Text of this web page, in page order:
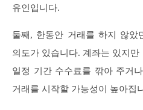
유인입니다.
둘째, 한동안 거래를 하지 않았
의도가 있습니다. 계좌는 있지만
일정 기간 수수료를 깎아 주거
거래를 시작할 가능성이 높아집